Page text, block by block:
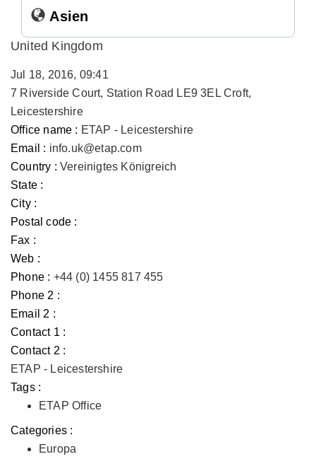
Asien
United Kingdom
Jul 18, 2016, 09:41
7 Riverside Court, Station Road LE9 3EL Croft,
Leicestershire
Office name : ETAP - Leicestershire
Email : info.uk@etap.com
Country : Vereinigtes Königreich
State :
City :
Postal code :
Fax :
Web :
Phone : +44 (0) 1455 817 455
Phone 2 :
Email 2 :
Contact 1 :
Contact 2 :
ETAP - Leicestershire
Tags :
ETAP Office
Categories :
Europa